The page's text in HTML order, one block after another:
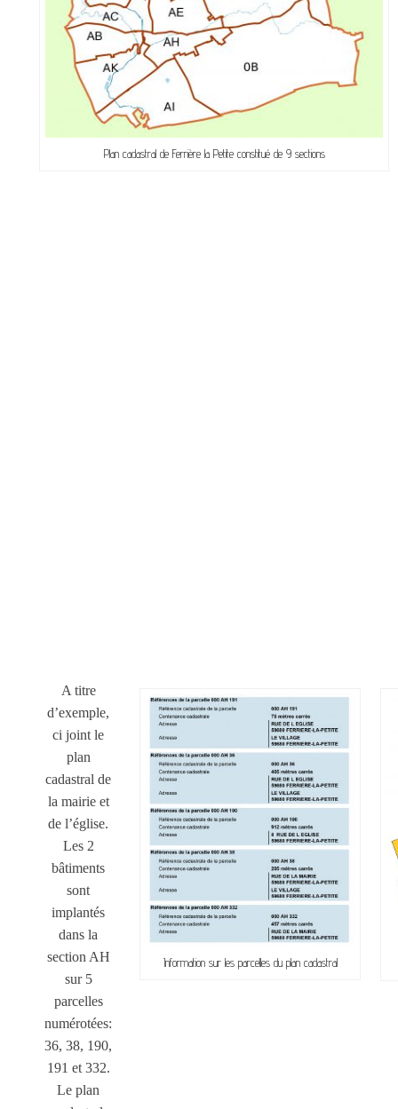
Plan cadastral de Ferrière la Petite constitué de 9 sections
A titre
d’exemple,
ci joint le
plan
cadastral de
la mairie et
de l’église.
Les 2
bâtiments
sont
implantés
dans la
section AH
sur 5
parcelles
numérotées:
36, 38, 190,
191 et 332.
Le plan
Information sur les parcelles du plan cadastral